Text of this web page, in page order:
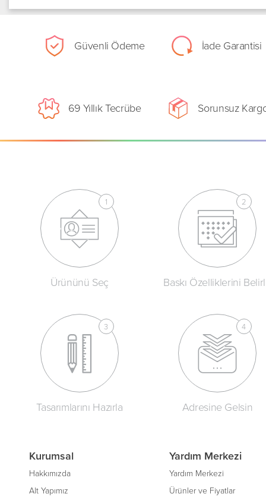
Güvenli Ödeme İade Garantisi
69 Yıllık Tecrübe Sorunsuz
Ürününü Seç Baskı Özelliklerini
Tasarımlarını Hazırla Adresine Gelsin
Kurumsal
Hakkımızda
Alt Yapımız
Yardım Merkezi
Yardım Merkezi
Ürünler ve Fiyatlar